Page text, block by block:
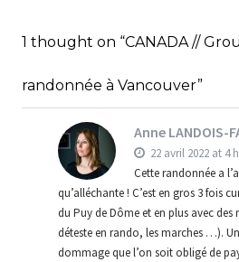
Blog,
1 thought on “CANADA //
randonnée à Vancouver”
Anne LANDOIS-
22 avril 2022 at 4
Cette randonnée a
qu’alléchante ! C’est en gros 3 fois
du Puy de Dôme et en plus avec
déteste en rando, les marches …).
dommage que l’on soit obligé de